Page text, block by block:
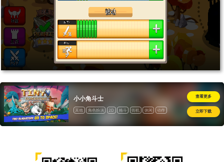
小小角斗士
其他 角色扮演 2D 格斗 街机 休闲
动作
查看更多
立即下载